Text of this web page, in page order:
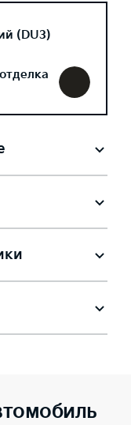
(DU3)